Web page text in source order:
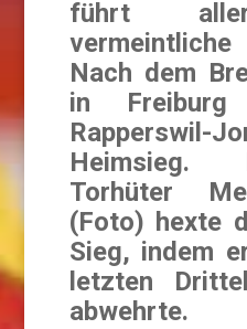
führt
Nach dem
in
Rapperswil-
Heimsieg.
Torhüter
(Foto) hexte
Sieg, indem
letzten
abwehrte.